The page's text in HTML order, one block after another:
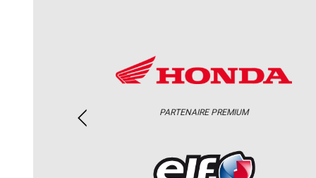
PARTENAIRE PREMIUM